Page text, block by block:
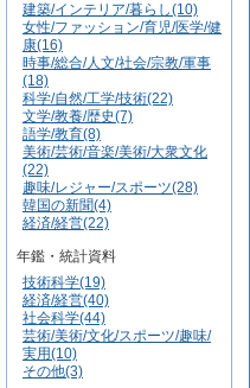
建築/インテリア/暮らし(10)
女性/ファッション/育児/医学/健
康(16)
時事/総合/人文/社会/宗教/軍事
(18)
科学/自然/工学/技術(22)
文学/教養/歴史(7)
語学/教育(8)
美術/芸術/音楽/美術/大衆文化
(22)
趣味/レジャー/スポーツ(28)
韓国の新聞(4)
経済/経営(22)
年鑑・統計資料
技術科学(19)
経済/経営(40)
社会科学(44)
芸術/美術/文化/スポーツ/趣味/
実用(10)
その他(3)